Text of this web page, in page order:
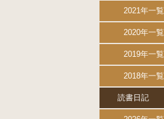
2021年一覧
2020年一覧
2019年一覧
2018年一覧
読書日記